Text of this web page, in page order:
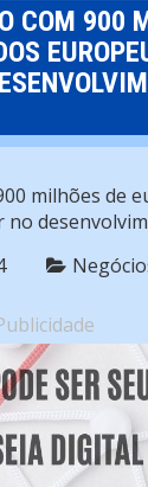
COM 900